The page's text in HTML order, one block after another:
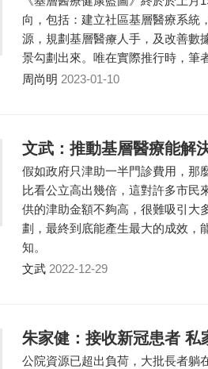
向，包括：建立社區基層醫療系統
源，規劃基層醫療人手，及改善數
景勾劃出來。唯在實際推行時，筆
周尚明 2023-01-10
文武：推動基層醫療能解
假如政府只津助一半門診費用，那
比看公立高出幾倍，這對許多市民
供的津助金額不夠高，很難吸引大
劃，最終到底能產生最大的成效，
知。
文武 2022-12-29
朱家健：接收新冠患者 私
公院資源已超出負荷，大批長者躺